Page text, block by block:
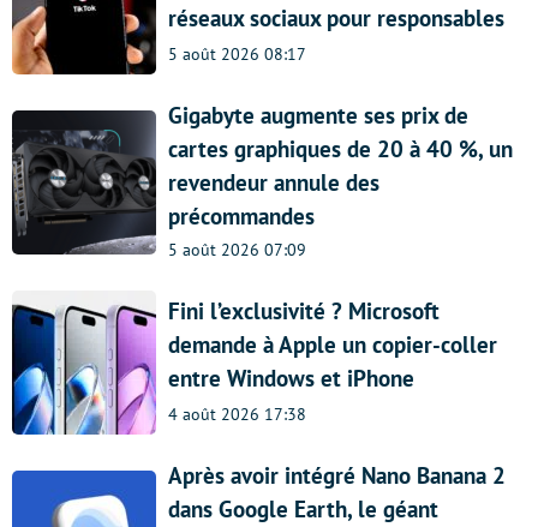
réseaux sociaux pour responsables
5 août 2026 08:17
Gigabyte augmente ses prix de
cartes graphiques de 20 à 40 %, un
revendeur annule des
précommandes
5 août 2026 07:09
Fini l’exclusivité ? Microsoft
demande à Apple un copier-coller
entre Windows et iPhone
4 août 2026 17:38
Après avoir intégré Nano Banana 2
dans Google Earth, le géant